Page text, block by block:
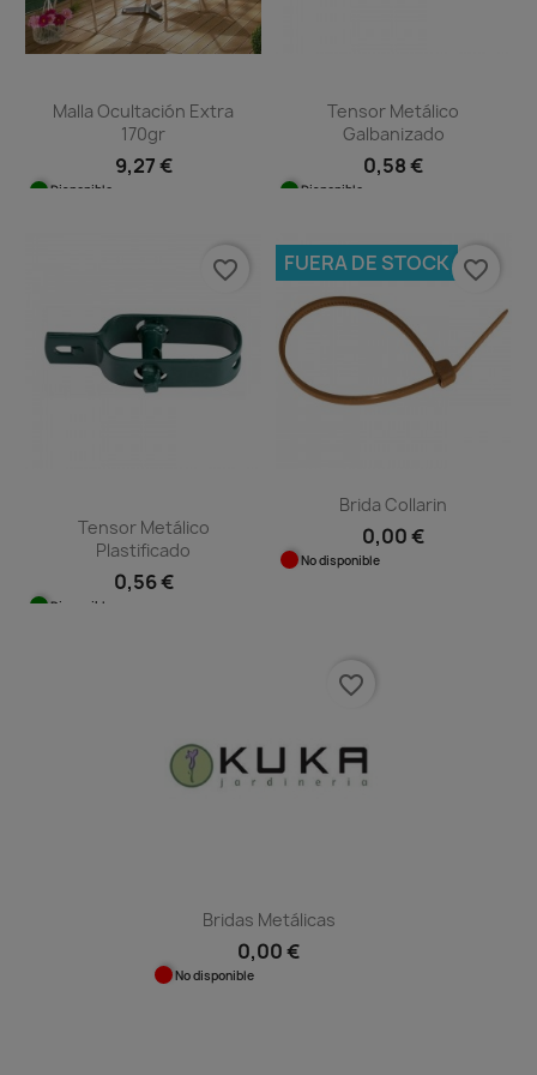
Malla Ocultación Extra
170gr
9,27 €
Disponible
Tensor Metálico
Galbanizado
0,58 €
Disponible
Tensor Metálico
Plastificado
0,56 €
Disponible
favorite_border
Brida Collarin
0,00 €
No disponible
FUERA DE STOCK favorite_border
Bridas Metálicas
0,00 €
No disponible
favorite_border